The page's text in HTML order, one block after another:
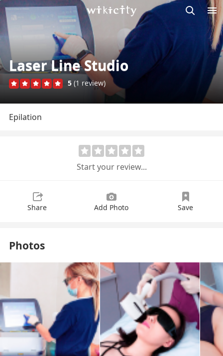
Wikicity
Laser Line Studio
5 (1 review)
Epilation
Start your review...
Share Add Photo Save
Photos